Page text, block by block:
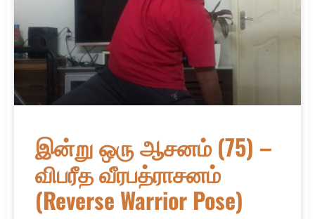
இன்று ஒரு ஆசனம் (75) –
விபரீத வீரபத்ராசனம்
(Reverse Warrior Pose)